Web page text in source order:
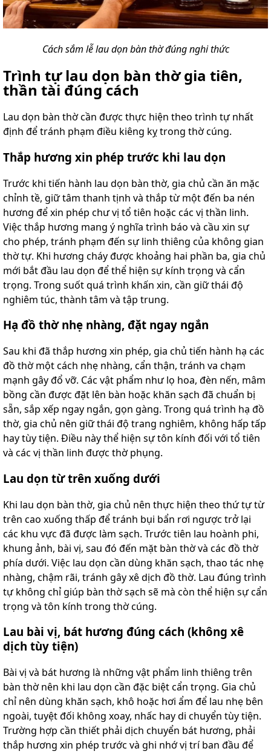
Cách sắm lễ lau dọn bàn thờ đúng nghi thức
Trình tự lau dọn bàn thờ gia tiên,
thần tài đúng cách
Lau dọn bàn thờ cần được thực hiện theo trình tự nhất
định để tránh phạm điều kiêng kỵ trong thờ cúng.
Thắp hương xin phép trước khi lau dọn
Trước khi tiến hành lau dọn bàn thờ, gia chủ cần ăn mặc
chỉnh tề, giữ tâm thanh tịnh và thắp từ một đến ba nén
hương để xin phép chư vị tổ tiên hoặc các vị thần linh.
Việc thắp hương mang ý nghĩa trình báo và cầu xin sự
cho phép, tránh phạm đến sự linh thiêng của không gian
thờ tự. Khi hương cháy được khoảng hai phần ba, gia chủ
mới bắt đầu lau dọn để thể hiện sự kính trọng và cẩn
trọng. Trong suốt quá trình khấn xin, cần giữ thái độ
nghiêm túc, thành tâm và tập trung.
Hạ đồ thờ nhẹ nhàng, đặt ngay ngắn
Sau khi đã thắp hương xin phép, gia chủ tiến hành hạ các
đồ thờ một cách nhẹ nhàng, cẩn thận, tránh va chạm
mạnh gây đổ vỡ. Các vật phẩm như lọ hoa, đèn nến, mâm
bồng cần được đặt lên bàn hoặc khăn sạch đã chuẩn bị
sẵn, sắp xếp ngay ngắn, gọn gàng. Trong quá trình hạ đồ
thờ, gia chủ nên giữ thái độ trang nghiêm, không hấp tấp
hay tùy tiện. Điều này thể hiện sự tôn kính đối với tổ tiên
và các vị thần linh được thờ phụng.
Lau dọn từ trên xuống dưới
Khi lau dọn bàn thờ, gia chủ nên thực hiện theo thứ tự từ
trên cao xuống thấp để tránh bụi bẩn rơi ngược trở lại
các khu vực đã được làm sạch. Trước tiên lau hoành phi,
khung ảnh, bài vị, sau đó đến mặt bàn thờ và các đồ thờ
phía dưới. Việc lau dọn cần dùng khăn sạch, thao tác nhẹ
nhàng, chậm rãi, tránh gây xê dịch đồ thờ. Lau đúng trình
tự không chỉ giúp bàn thờ sạch sẽ mà còn thể hiện sự cẩn
trọng và tôn kính trong thờ cúng.
Lau bài vị, bát hương đúng cách (không xê
dịch tùy tiện)
Bài vị và bát hương là những vật phẩm linh thiêng trên
bàn thờ nên khi lau dọn cần đặc biệt cẩn trọng. Gia chủ
chỉ nên dùng khăn sạch, khô hoặc hơi ẩm để lau nhẹ bên
ngoài, tuyệt đối không xoay, nhấc hay di chuyển tùy tiện.
Trường hợp cần thiết phải dịch chuyển bát hương, phải
thắp hương xin phép trước và ghi nhớ vị trí ban đầu để